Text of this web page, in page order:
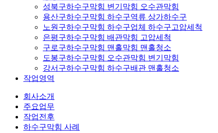
성북구하수구막힘 변기막힘 오수관막힘
용산구하수구막힘 하수구역류 상가하수구
노원구하수구막힘 하수구업체 하수구고압세척
은평구하수구막힘 배관막힘 고압세척
구로구하수구막힘 맨홀막힘 맨홀청소
도봉구하수구막힘 오수관막힘 변기막힘
강서구하수구막힘 하수구배관 맨홀청소
작업영역
회사소개
주요업무
작업전후
하수구막힘 사례